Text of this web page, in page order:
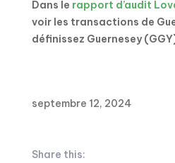
Dans le rapport d’audit
voir les transactions de
définissez Guernesey
septembre 12, 2024
Share this: